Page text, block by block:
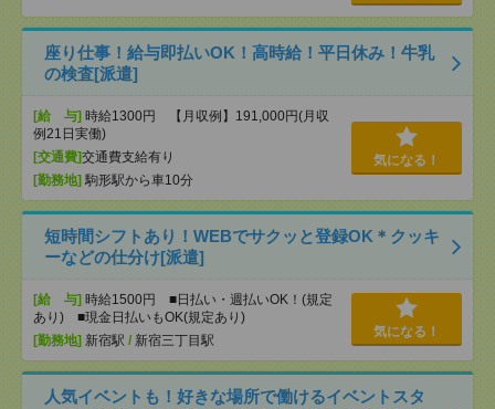
座り仕事！給与即払いOK！高時給！平日休み！牛乳
の検査[派遣]
[給 与] 時給1300円 【月収例】191,000円(月収
例21日実働)
[交通費]交通費支給有り
[勤務地] 駒形駅から車10分
気になる！
短時間シフトあり！WEBでサクッと登録OK＊クッキ
ーなどの仕分け[派遣]
[給 与] 時給1500円 ■日払い・週払いOK！(規定
あり) ■現金日払いもOK(規定あり)
[勤務地] 新宿駅 / 新宿三丁目駅
気になる！
人気イベントも！好きな場所で働けるイベントスタ